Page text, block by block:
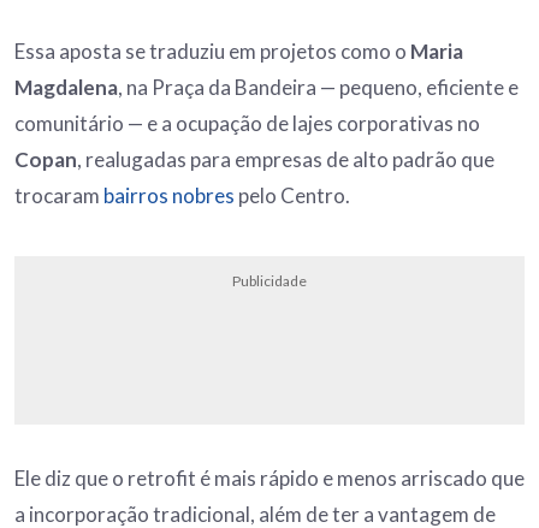
Essa aposta se traduziu em projetos como o Maria
Magdalena, na Praça da Bandeira — pequeno, eficiente e
comunitário — e a ocupação de lajes corporativas no
Copan, realugadas para empresas de alto padrão que
trocaram bairros nobres pelo Centro.
Publicidade
Ele diz que o retrofit é mais rápido e menos arriscado que
a incorporação tradicional, além de ter a vantagem de